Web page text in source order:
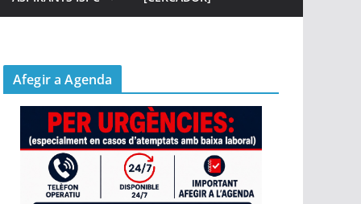
Afegir a Agenda